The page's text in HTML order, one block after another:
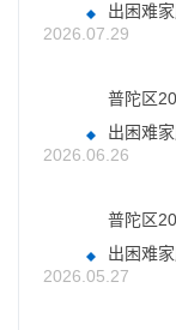
出困难家
2026.07.29
普陀区
出困难家
2026.06.26
普陀区
出困难家
2026.05.27